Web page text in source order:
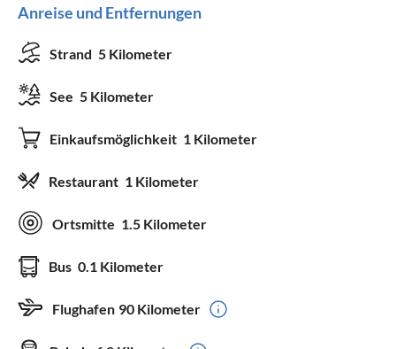
Anreise und Entfernungen
Strand 5 Kilometer
See 5 Kilometer
Einkaufsmöglichkeit 1 Kilometer
Restaurant 1 Kilometer
Ortsmitte 1.5 Kilometer
Bus 0.1 Kilometer
Flughafen 90 Kilometer